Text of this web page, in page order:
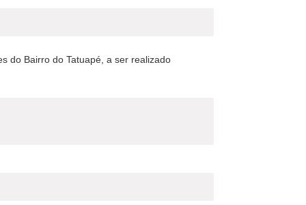
do Bairro do Tatuapé, a ser realizado